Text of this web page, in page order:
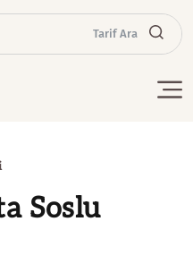
Tarif Ara
Soslu